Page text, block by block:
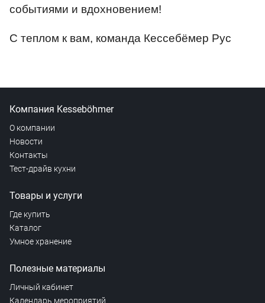
событиями и вдохновением!
С теплом к вам, команда Кессебёмер Рус
Компания Kesseböhmer
О компании
Новости
Контакты
Тест-драйв кухни
Товары и услуги
Где купить
Каталог
Умное хранение
Полезные материалы
Личный кабинет
Календарь мероприятий